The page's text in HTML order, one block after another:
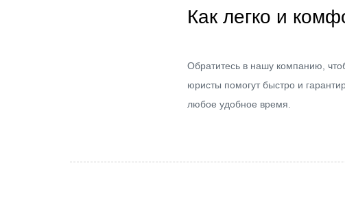
Как легко и
Обратитесь в нашу компанию,
юристы помогут быстро и
любое удобное время.